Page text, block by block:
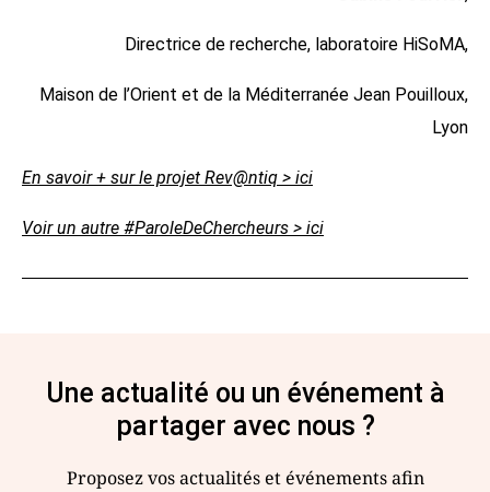
Directrice de recherche, laboratoire HiSoMA,
Maison de l’Orient et de la Méditerranée Jean Pouilloux,
Lyon
En savoir + sur le projet Rev@ntiq > ici
Voir un autre #ParoleDeChercheurs > ici
Une actualité ou un événement à
partager avec nous ?
Proposez vos actualités et événements afin